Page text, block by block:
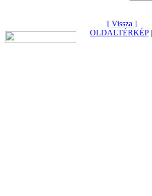
[ Vissza ]
OLDALTÉRKÉP|